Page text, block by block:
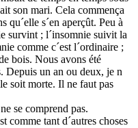
son mari. Cela commença
qu´elle s´en aperçût. Peu à
survint ; l´insomnie suivit la
comme c´est l´ordinaire ;
bois. Nous avons été
Depuis un an ou deux, je n
soit morte. Il ne faut pas
se comprend pas.
tant d´autres choses